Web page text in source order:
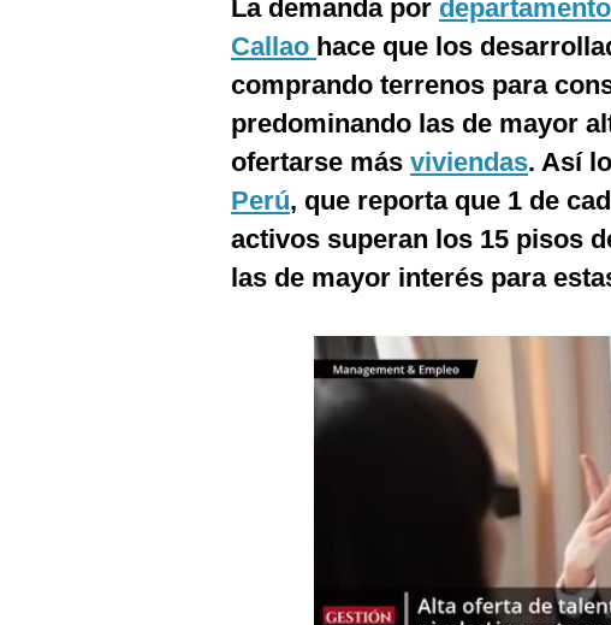
La demanda por
Callao hace que los
comprando terrenos para
predominando las de mayor
ofertarse más viviendas. Así
Perú, que reporta que 1 de
activos superan los 15 pisos
las de mayor interés para